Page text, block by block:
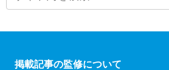
掲載記事の監修について